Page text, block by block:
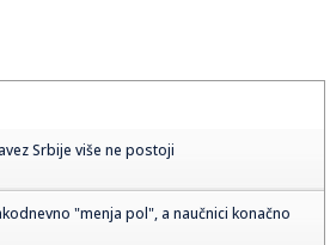
Srbije više ne postoji
"menja pol", a naučnici konačno